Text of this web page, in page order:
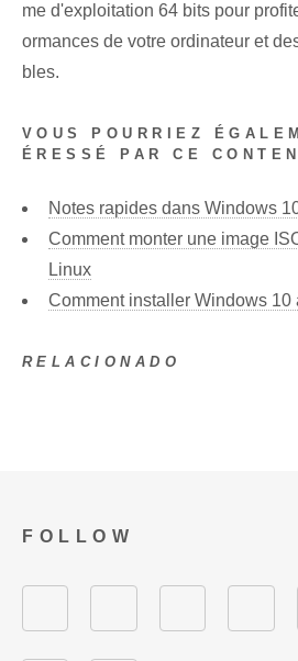
me d'exploitation 64 bits pour
ormances de votre ordinateur et
bles.
VOUS POURRIEZ
ÉRESSÉ PAR CE
Notes rapides dans Windows
Comment monter une image
Linux
Comment installer Windows 10
RELACIONADO
FOLLOW